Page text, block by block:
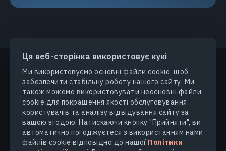
Ця веб-сторінка використовує кукі
Ми використовуємо основні файли cookie, щоб
забезпечити стабільну роботу нашого сайту. Ми
також можемо використовувати неосновні файли
cookie для покращення якості обслуговування
користувачів та аналізу відвідування сайту за
вашою згодою. Натискаючи кнопку "Прийняти", ви
автоматично погоджуєтеся з використанням нами
файлів cookie відповідно до нашої Політики
ПРОДУКТИ ТА РІШЕННЯ
ГАЛУЗІ
КОМПАНІЯ